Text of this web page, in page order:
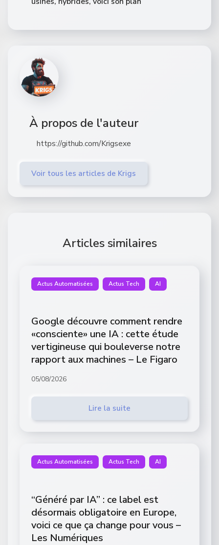
À propos de l'auteur
https://github.com/Krigsexe
Voir tous les articles de Krigs
Articles similaires
Actus Automatisées Actus Tech AI
Google découvre comment rendre
«consciente» une IA : cette étude
vertigineuse qui bouleverse notre
rapport aux machines – Le Figaro
05/08/2026
Lire la suite
Actus Automatisées Actus Tech AI
“Généré par IA” : ce label est
désormais obligatoire en Europe,
voici ce que ça change pour vous –
Les Numériques